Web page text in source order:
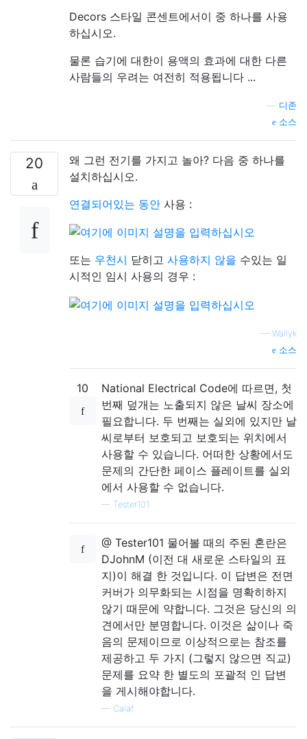
Decors 스타일 콘센트에서이 중 하나를 사용
하십시오.
물론 습기에 대한이 용액의 효과에 대한 다른
사람들의 우려는 여전히 적용됩니다 ...
디존
소스
20
왜 그런 전기를 가지고 놀아? 다음 중 하나를
설치하십시오.
연결되어있는 동안 사용 :
또는 우천시 닫히고 사용하지 않을 수있는 일
시적인 임시 사용의 경우 :
— Wallyk
소스
10
National Electrical Code에 따르면, 첫
번째 덮개는 노출되지 않은 날씨 장소에
필요합니다. 두 번째는 실외에 있지만 날
씨로부터 보호되고 보호되는 위치에서
사용할 수 있습니다. 어떠한 상황에서도
문제의 간단한 페이스 플레이트를 실외
에서 사용할 수 없습니다.
— Tester101
@ Tester101 물어볼 때의 주된 혼란은
DJohnM (이전 대 새로운 스타일의 표
지)이 해결 한 것입니다. 이 답변은 전면
커버가 의무화되는 시점을 명확히하지
않기 때문에 약합니다. 그것은 당신의 의
견에서만 분명합니다. 이것은 삶이나 죽
음의 문제이므로 이상적으로는 참조를
제공하고 두 가지 (그렇지 않으면 직교)
문제를 요약 한 별도의 포괄적 인 답변
을 게시해야합니다.
— Calaf